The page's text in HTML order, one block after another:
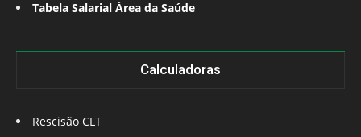
Tabela Salarial Área da Saúde
Calculadoras
Rescisão CLT